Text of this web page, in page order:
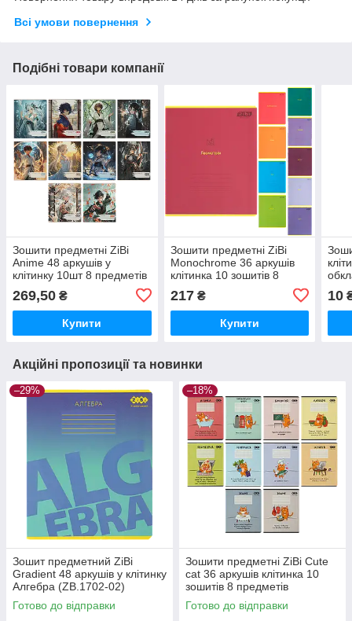
Всі умови повернення
Подібні товари компанії
Зошити предметні ZiBi
Anime 48 аркушів у
клітинку 10шт 8 предметів
269,50 ₴
Купити
Зошити предметні ZiBi
Monochrome 36 аркушів
клітинка 10 зошитів 8
217₴
Купити
10
Акційні пропозиції та новинки
–29%
Зошит предметний ZiBi
Gradient 48 аркушів у клітинку
Алгебра (ZB.1702-02)
Готово до відправки
–18%
Зошити предметні ZiBi Cute
cat 36 аркушів клітинка 10
зошитів 8 предметів
(ZB.1731-99)
Готово до відправки